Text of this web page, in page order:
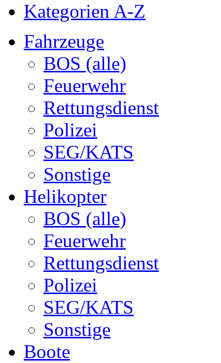
Kategorien A-Z
Fahrzeuge
BOS (alle)
Feuerwehr
Rettungsdienst
Polizei
SEG/KATS
Sonstige
Helikopter
BOS (alle)
Feuerwehr
Rettungsdienst
Polizei
SEG/KATS
Sonstige
Boote